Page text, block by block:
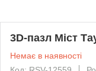
3D-пазл Міст
Немає в наявності